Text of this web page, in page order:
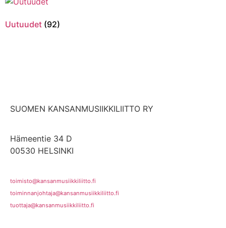
Uutuudet (92)
SUOMEN KANSANMUSIIKKILIITTO RY
Hämeentie 34 D
00530 HELSINKI
toimisto@kansanmusiikkiliitto.fi
toiminnanjohtaja@kansanmusiikkiliitto.fi
tuottaja@kansanmusiikkiliitto.fi